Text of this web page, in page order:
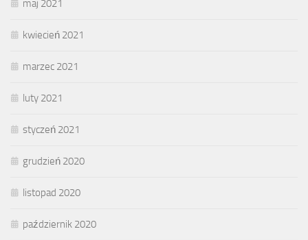
maj 2021
kwiecień 2021
marzec 2021
luty 2021
styczeń 2021
grudzień 2020
listopad 2020
październik 2020